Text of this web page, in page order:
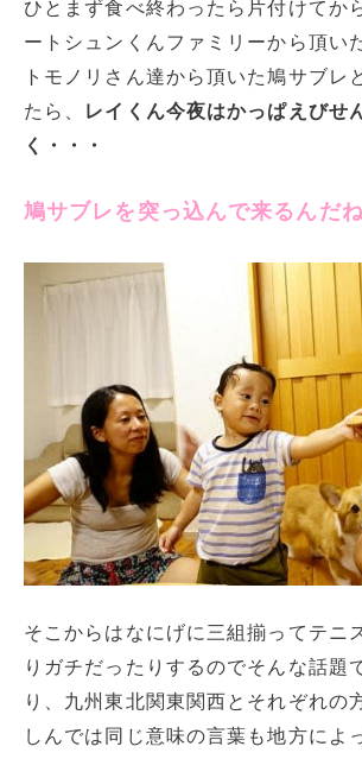
ひとまず食べ終わったら片付けてか
ートシュンくんファミリーから頂い
トモノリさん達から頂いた鳩サブレ
たら、 レイくん今夜はかっぱえびせ
く・・・
鳩サブレを突っ込んで来るんだ
そこからはなにげに三組揃ってテニ
りガチだったりするのでそんな話題
り、九州東北関東関西とそれぞれの
しんでは同じ意味の言葉も地方によ